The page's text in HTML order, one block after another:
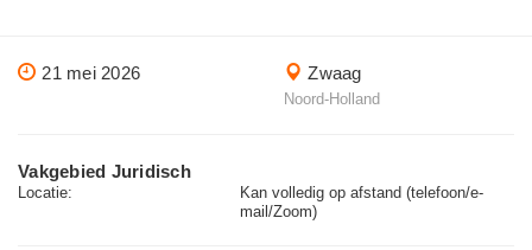
21 mei 2026 Zwaag
Noord-Holland
Vakgebied Juridisch
Locatie:
Kan volledig op afstand (telefoon/e-
mail/Zoom)